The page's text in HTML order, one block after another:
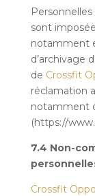
sont
notamment
d’archivage
de Crossfit
réclamation
notamment
(https://
7.4 Non-
Crossfit